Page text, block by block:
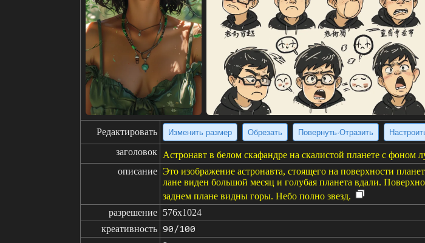
Редактировать Изменить размер Обрезать Повернуть·Отразить
заголовок Астронавт в белом скафандре на скалистой планете с фоном
описание Это изображение астронавта, стоящего на поверхности
лане виден большой месяц и голубая планета вдали.
заднем плане видны горы. Небо полно звезд.
разрешение 576x1024
креативность 90/100